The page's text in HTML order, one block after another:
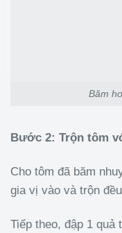
Băm
Bước 2: Trộn tôm
Cho tôm đã băm
gia vị vào và trộn
Tiếp theo, đập 1